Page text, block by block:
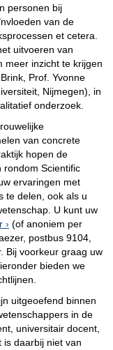
personen bij
van de
et cetera.
uitvoeren van
meer inzicht te krijgen
Prof. Yvonne
Nijmegen), in
onderzoek.
van concrete
hopen de
rondom Scientific
ervaringen met
te delen, ook als u
U kunt uw
(of anoniem per
postbus 9104,
Bij voorkeur graag uw
bieden we
uitgeoefend binnen
in de
universitair docent,
daarbij niet van